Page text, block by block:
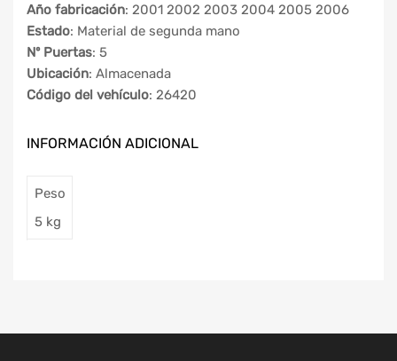
Año fabricación: 2001 2002 2003 2004 2005 2006
Estado: Material de segunda mano
Nº Puertas: 5
Ubicación: Almacenada
Código del vehículo: 26420
INFORMACIÓN ADICIONAL
Peso
5 kg